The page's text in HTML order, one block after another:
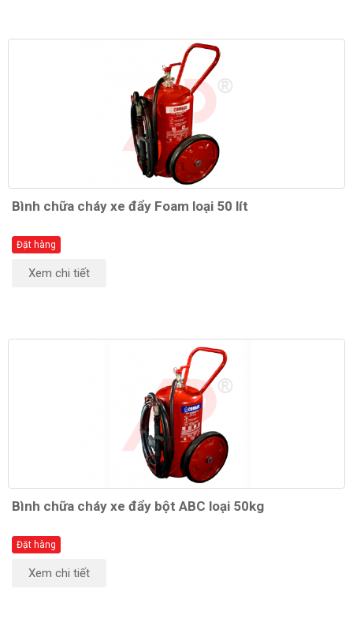
Bình chữa cháy xe đẩy Foam loại 50 lít
Đặt hàng
Xem chi tiết
Bình chữa cháy xe đẩy bột ABC loại 50kg
Đặt hàng
Xem chi tiết